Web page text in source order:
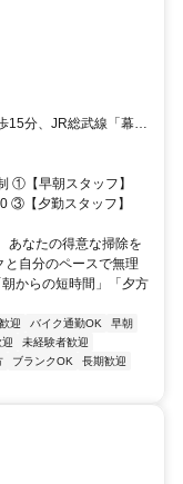
15分、JR総武線「幕張
①【早朝スタッフ】
③【夕勤スタッフ】
あなたの得意な掃除を
自分のペースで無理
からの短時間」「夕方
迎 バイク通勤OK
早朝
未経験者歓迎
ブランクOK
長期歓迎